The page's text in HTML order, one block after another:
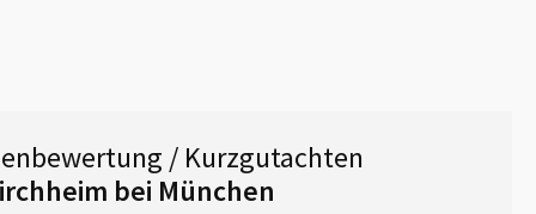
/ Kurzgutachten
bei München